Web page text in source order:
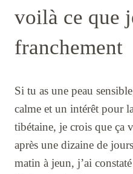
voilà ce que
franchement
Si tu as une peau
calme et un intérêt pour
tibétaine, je crois que ça
après une dizaine de
matin à jeun, j’ai